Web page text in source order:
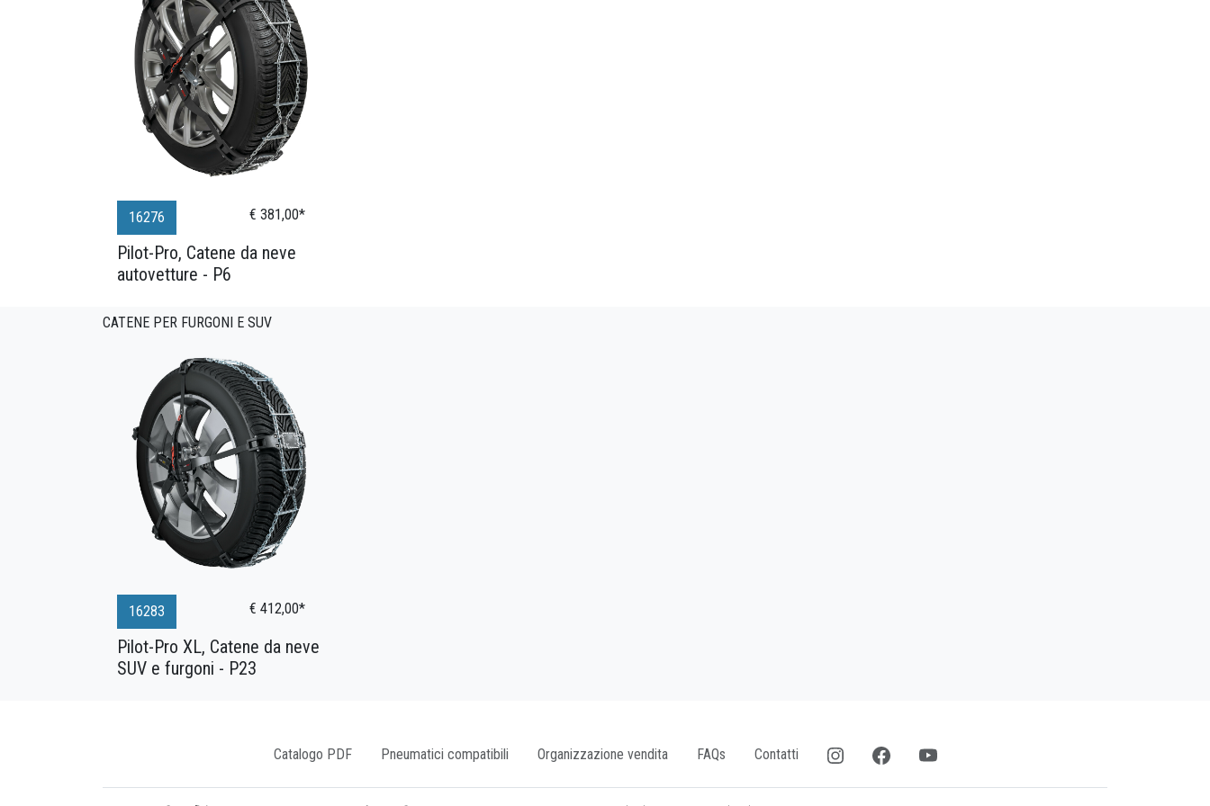
16276 € 381,00*
Pilot-Pro, Catene da neve
autovetture - P6
CATENE PER FURGONI E SUV
16283 € 412,00*
Pilot-Pro XL, Catene da neve
SUV e furgoni - P23
Catalogo PDF Pneumatici compatibili Organizzazione vendita FAQs Contatti